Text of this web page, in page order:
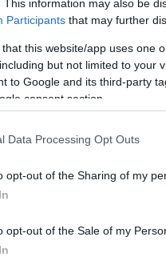
This information may also be
Participants that may further
that this website/app uses one
but not limited to your
to Google and its third-party
consent section.
Data Processing Opt Outs
opt-out of the Sharing of my
opt-out of the Sale of my
ΤΣΟΥΝΑΜΙ
συμπαρασύρει την
Κανονικός
βοριάδες και